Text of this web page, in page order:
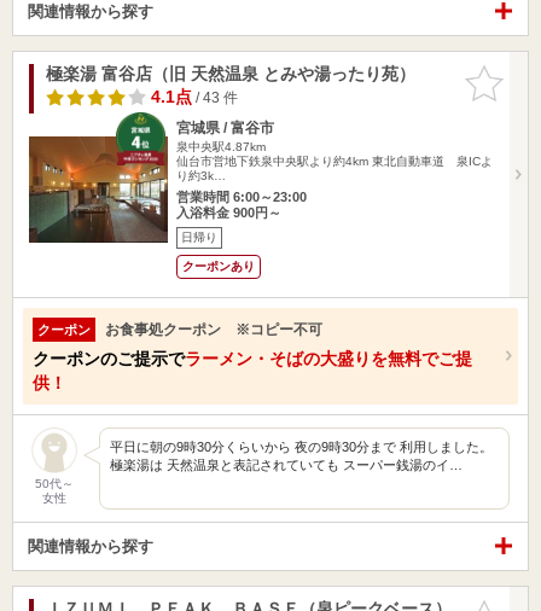
関連情報から探す
お気に入
りに追加
極楽湯 富谷店（旧 天然温泉 とみや湯ったり苑）
4.1点/ 43 件
宮城県 / 富谷市
泉中央駅4.87km
仙台市営地下鉄泉中央駅より約4km 東北自動車道 泉ICよ
り約3k…
営業時間 6:00～23:00
入浴料金 900円～
日帰り
クーポンあり
クーポン お食事処クーポン ※コピー不可
クーポンのご提示でラーメン・そばの大盛りを無料でご提
供！
50代～
女性
平日に朝の9時30分くらいから 夜の9時30分まで 利用しました。
極楽湯は 天然温泉と表記されていても スーパー銭湯のイ…
関連情報から探す